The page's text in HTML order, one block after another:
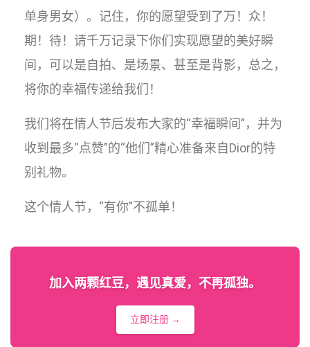
单身男女）。记住，你的愿望受到了万！众！
期！待！请千万记录下你们实现愿望的美好瞬
间，可以是自拍、是场景、甚至是背影，总之，
将你的幸福传递给我们！
我们将在情人节后发布大家的“幸福瞬间”，并为
收到最多“点赞”的“他们”精心准备来自Dior的特
别礼物。
这个情人节，“有你”不孤单！
加入两颗红豆，遇见真爱，不再孤独。
立即注册 →